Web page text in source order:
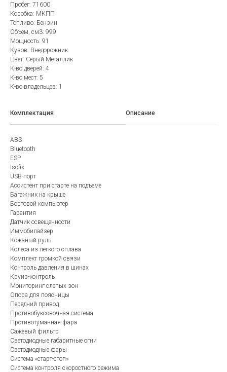
Пробег: 71600
Коробка: МКПП
Топливо: Бензин
Объем, см3: 999
Мощность: 91
Кузов: Внедорожник
Цвет: Серый Металлик
К-во дверей: 4
К-во мест: 5
К-во владельцев: 1
Комплектация Описание
ABS
Bluetooth
ESP
Isofix
USB-порт
Ассистент при старте на подъеме
Багажник на крыше
Бортовой компьютер
Гарантия
Датчик освещенности
Иммобилайзер
Кожаный руль
Колеса из легкого сплава
Комплект громкой связи
Контроль давления в шинах
Круиз-контроль
Мониторинг слепых зон
Опора для поясницы
Передний привод
Противобуксовочная система
Противотуманная фара
Сажевый фильтр
Светодиодные габаритные огни
Светодиодные фары
Система «старт-стоп»
Система контроля скоростного режима